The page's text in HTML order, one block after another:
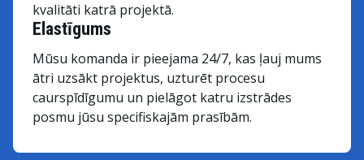
kvalitāti katrā projektā.
Elastīgums
Mūsu komanda ir pieejama 24/7, kas ļauj mums
ātri uzsākt projektus, uzturēt procesu
caurspīdīgumu un pielāgot katru izstrādes
posmu jūsu specifiskajām prasībām.